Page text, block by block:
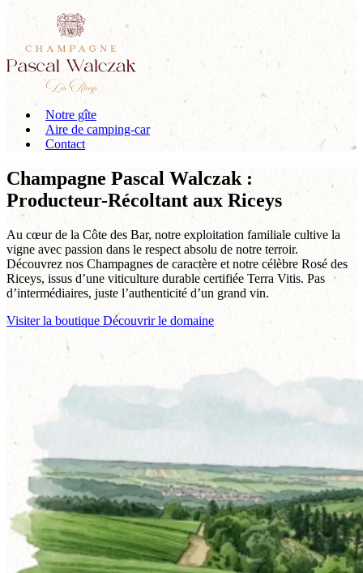
Notre gîte
Aire de camping-car
Contact
Champagne Pascal Walczak :
Producteur-Récoltant aux Riceys
Au cœur de la Côte des Bar, notre exploitation familiale cultive la
vigne avec passion dans le respect absolu de notre terroir.
Découvrez nos Champagnes de caractère et notre célèbre Rosé des
Riceys, issus d’une viticulture durable certifiée Terra Vitis. Pas
d’intermédiaires, juste l’authenticité d’un grand vin.
Visiter la boutique Découvrir le domaine